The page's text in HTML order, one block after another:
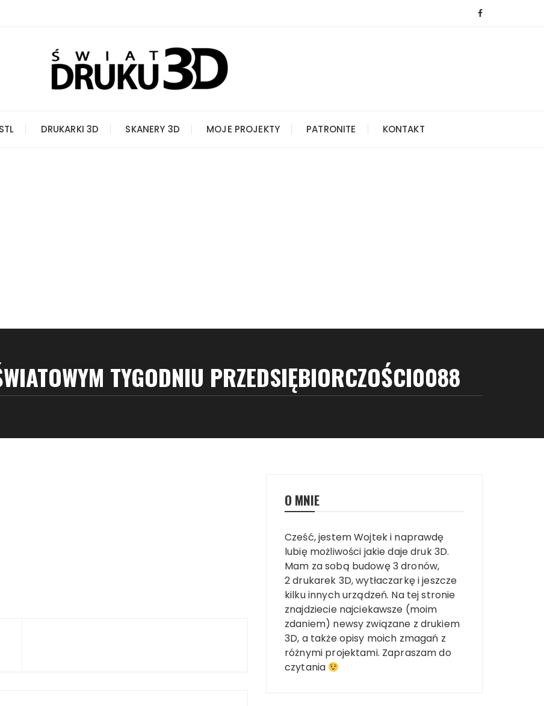
DRUKARKI 3D SKANERY 3D MOJE PROJEKTY PATRONITE KONTAKT
TYGODNIU PRZEDSIĘBIORCZOŚCI0088
O MNIE
Cześć, jestem Wojtek i naprawdę
lubię możliwości jakie daje druk 3D.
Mam za sobą budowę 3 dronów,
2 drukarek 3D, wytłaczarkę i jeszcze
kilku innych urządzeń. Na tej stronie
znajdziecie najciekawsze (moim
zdaniem) newsy związane z drukiem
3D, a także opisy moich zmagań z
różnymi projektami. Zapraszam do
czytania